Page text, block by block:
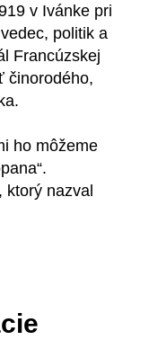
v Ivánke pri
politik a
Francúzskej
činorodého,
ho môžeme
ktorý nazval